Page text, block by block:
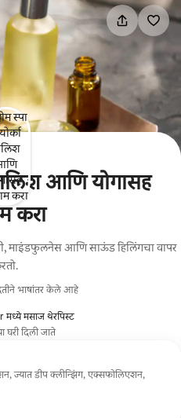
आणि योगासह
करा
माइंडफुलनेस आणि साऊंड हिलिंगचा वापर
भाषांतर केले आहे
मसाज थेरपिस्ट
घरी दिली जाते
ज्यात डीप क्लीन्झिंग, एक्सफोलिएशन,